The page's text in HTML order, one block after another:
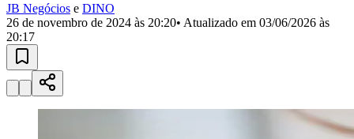
JubranBelval Bethaville
VistaCalifórniaCarapicuíbaCentroChácaras Marco Cidades da
Região
Militar
CalifórniaJardim dos Altos
Esperança
JulioJardim Líbano
MutingaJardim ParaísoJardim PaulistaJardim ReginaliceJardim São
Jardim
JB Negócios e DINO
26 de novembro de 2024 às 20:20• Atualizado em 03/06/2026 às
20:17